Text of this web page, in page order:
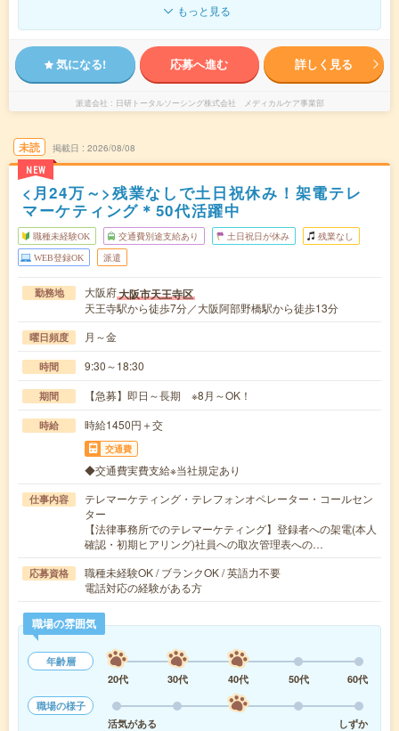
もっと見る
気になる! 応募へ進む 詳しく見る
派遣会社 日研トータルソーシング株式会社 メディカルケア事業部
未読
NEW
掲載日 2026/08/08
<月24万～>残業なしで土日祝休み！架電テレ
マーケティング＊50代活躍中
職種未経験OK 交通費別途支給あり 土日祝日が休み 残業なし
WEB登録OK 派遣
勤務地 大阪府大阪市天王寺区
天王寺駅から徒歩7分／大阪阿部野橋駅から徒歩13分
曜日頻度 月～金
時間 9:30～18:30
期間 【急募】即日～長期 ※8月～OK！
時給 時給1450円＋交
交通費
◆交通費実費支給※当社規定あり
仕事内容
テレマーケティング・テレフォンオペレーター・コールセン
ター
【法律事務所でのテレマーケティング】登録者への架電(本人
確認・初期ヒアリング)社員への取次管理表への…
応募資格
職種未経験OK / ブランクOK / 英語力不要
電話対応の経験がある方
職場の雰囲気
年齢層
20代
30代 40代 50代
60代
職場の様子
活気がある
しずか